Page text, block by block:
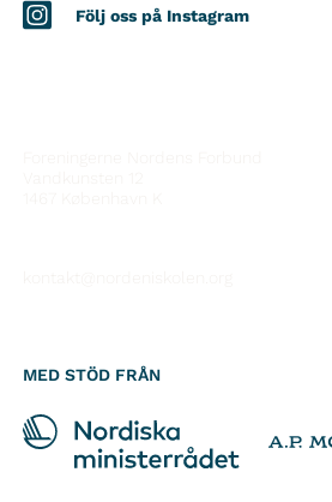
Följ oss på Instagram
MED STÖD FRÅN